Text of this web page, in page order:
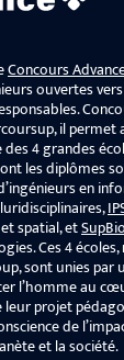
Concours
ouvertes
il permet
4 grandes
les diplômes
en
spatial, et
Ces 4
sont unies
l’homme au
leur projet
de
et la société.